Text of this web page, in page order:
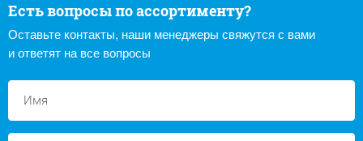
Есть вопросы по ассортименту?
Оставьте контакты, наши менеджеры свяжутся с вами
и ответят на все вопросы